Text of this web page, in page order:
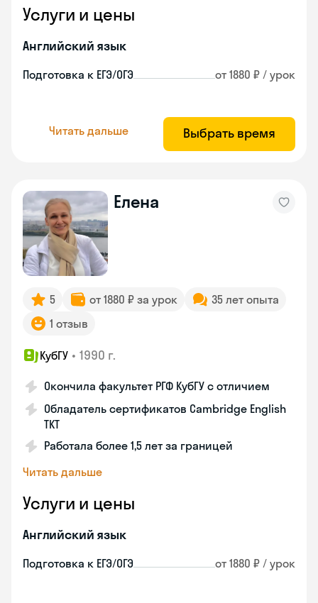
Услуги и цены
Английский язык
Подготовка к ЕГЭ/ОГЭ от 1880 ₽ / урок
Читать дальше Выбрать время
Елена
5 от 1880 ₽ за урок
35 лет опыта
1 отзыв
КубГУ • 1990 г.
Окончила факультет РГФ КубГУ с отличием
Обладатель сертификатов Cambridge English
TKT
Работала более 1,5 лет за границей
Читать дальше
Услуги и цены
Английский язык
Подготовка к ЕГЭ/ОГЭ от 1880 ₽ / урок